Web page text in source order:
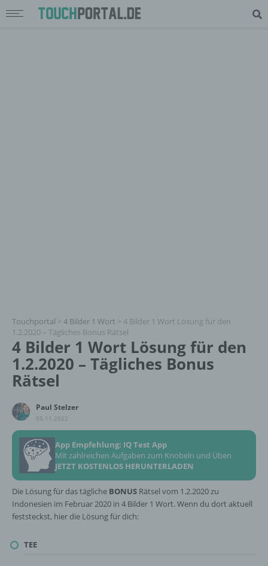
Touchportal > 4 Bilder 1 Wort > 4 Bilder 1 Wort Lösung für den
1.2.2020 – Tägliches Bonus Rätsel
4 Bilder 1 Wort Lösung für den
1.2.2020 – Tägliches Bonus
Rätsel
Paul Stelzer
05.11.2022
App Empfehlung: IQ Test App
Mit zahlreichen Aufgaben zum Knobeln und Üben
JETZT KOSTENLOS HERUNTERLADEN
Die Lösung für das tägliche BONUS Rätsel vom 1.2.2020 zu
Indonesien im Februar 2020 in 4 Bilder 1 Wort. Wenn du dort aktuell
feststeckst, hier die Lösung für dich:
TEE